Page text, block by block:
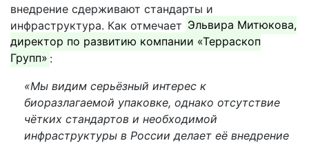
внедрение сдерживают стандарты и
инфраструктура. Как отмечает Эльвира Митюкова,
директор по развитию компании «Терраскоп
Групп» :
«Мы видим серьёзный интерес к
биоразлагаемой упаковке, однако отсутствие
чётких стандартов и необходимой
инфраструктуры в России делает её внедрение